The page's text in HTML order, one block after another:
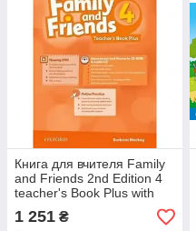
Книга для вчителя Family
and Friends 2nd Edition 4
teacher's Book Plus with
Assessment and Resource
CD-ROM and
1 251 ₴